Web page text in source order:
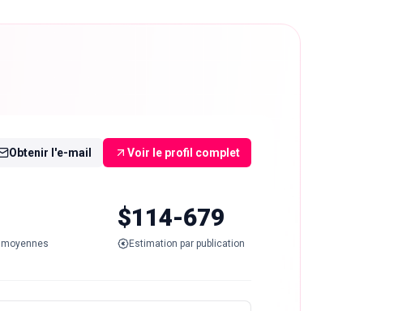
Obtenir l'e-mail Voir le profil complet
$114-679
Estimation par publication